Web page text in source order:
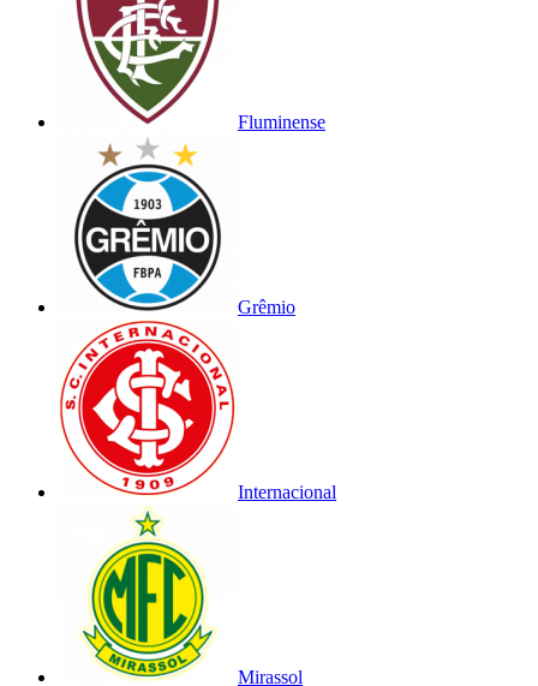
Fluminense
Grêmio
Internacional
Mirassol